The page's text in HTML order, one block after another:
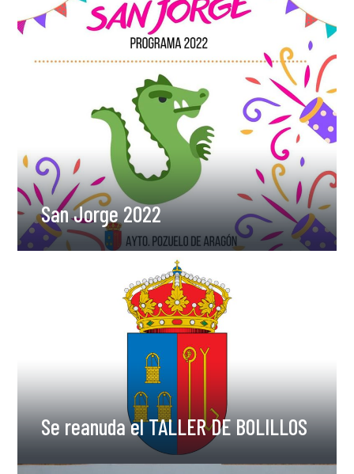
San Jorge 2022
Se reanuda el TALLER DE BOLILLOS